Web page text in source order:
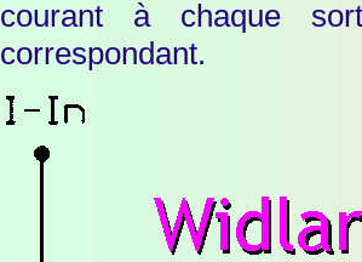
courant à chaque
correspondant.